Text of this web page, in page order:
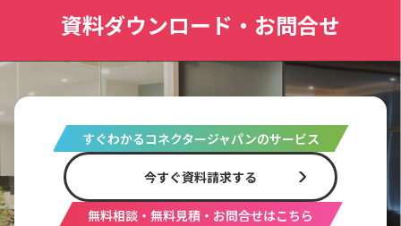
資料ダウンロード・お問合せ
すぐわかるコネクタージャパンのサービス
今すぐ資料請求する
無料相談・無料見積・お問合せはこちら